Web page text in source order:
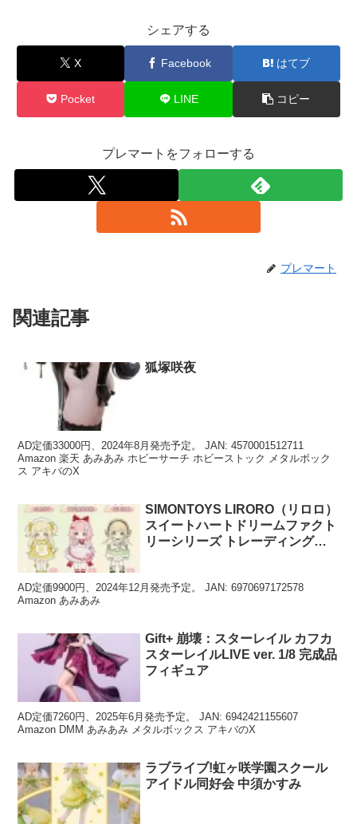
シェアする
X Facebook はてブ
Pocket LINE コピー
プレマートをフォローする
プレマート
関連記事
狐塚咲夜
AD定価33000円、2024年8月発売予定。 JAN: 4570001512711
Amazon 楽天 あみあみ ホビーサーチ ホビーストック メタルボック
ス アキバのX
SIMONTOYS LIRORO（リロロ）
スイートハートドリームファクト
リーシリーズ トレーディングフ
AD定価9900円、2024年12月発売予定。 JAN: 6970697172578
Amazon あみあみ
Gift+ 崩壊：スターレイル カフカ
スターレイルLIVE ver. 1/8 完成品
フィギュア
AD定価7260円、2025年6月発売予定。 JAN: 6942421155607
Amazon DMM あみあみ メタルボックス アキバのX
ラブライブ!虹ヶ咲学園スクール
アイドル同好会 中須かすみ